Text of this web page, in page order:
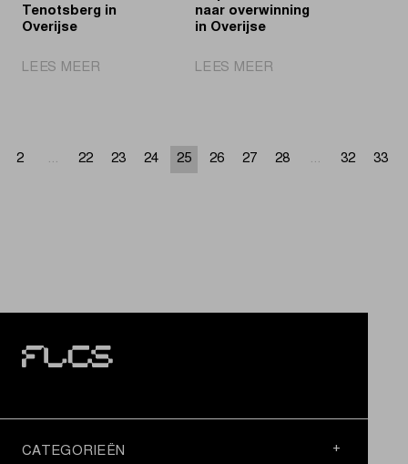
Tenotsberg in
Overijse
LEES MEER
de
naar overwinning
in Overijse
LEES MEER
naar
2 ... 22 23 24 25 26 27 28 ... 32 33
CATEGORIEËN